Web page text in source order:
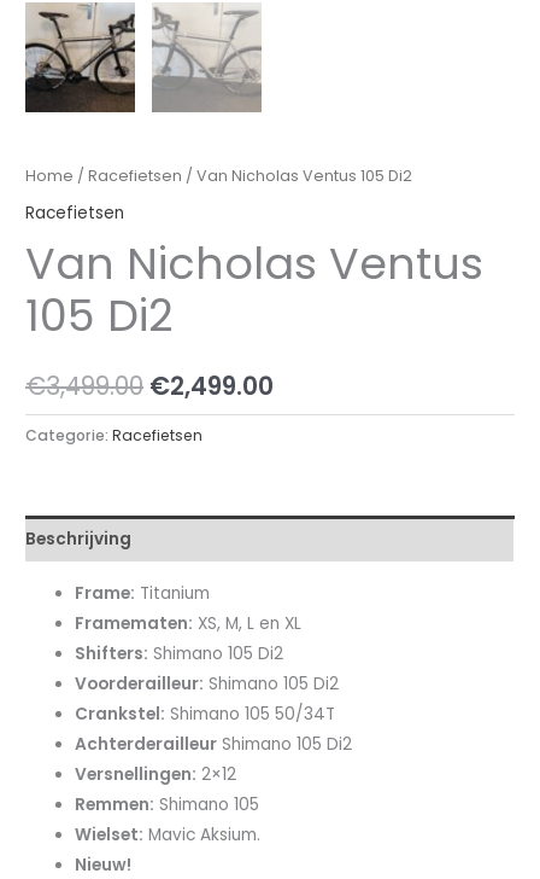
Home /Racefietsen / Van Nicholas Ventus 105 Di2
Racefietsen
Van Nicholas Ventus
105 Di2
€3,499.00 Oorspronkelijke
prijs
€3,499.00.
€2,499.00
€2,499.00.
Categorie:Racefietsen
Beschrijving
Frame: Titanium
Framematen: XS, M, L en XL
Shifters: Shimano 105 Di2
Voorderailleur: Shimano 105 Di2
Crankstel: Shimano 105 50/34T
Achterderailleur Shimano 105 Di2
Versnellingen: 2×12
Remmen: Shimano 105
Wielset: Mavic Aksium.
Nieuw!